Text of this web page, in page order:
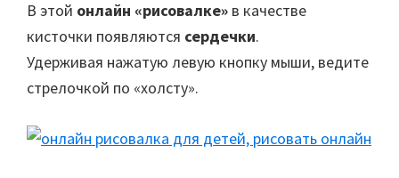
В этой онлайн «рисовалке» в качестве
кисточки появляются сердечки.
Удерживая нажатую левую кнопку мыши, ведите
стрелочкой по «холсту».